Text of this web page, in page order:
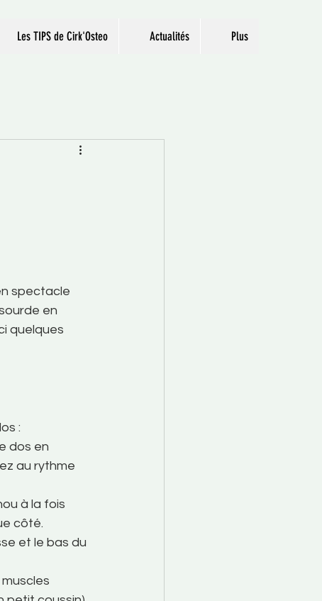
Les TIPS de Cirk'Osteo Actualités Plus
spectacle
en
quelques
:
dos en
au rythme
à la fois
côté.
et le bas du